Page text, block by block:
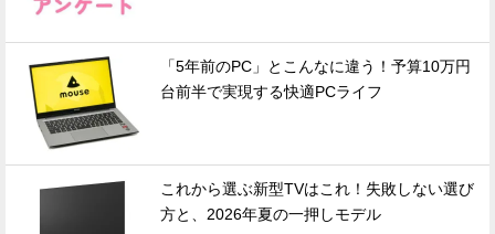
「5年前のPC」とこんなに違う！予算10万円
台前半で実現する快適PCライフ
これから選ぶ新型TVはこれ！失敗しない選び
方と、2026年夏の一押しモデル